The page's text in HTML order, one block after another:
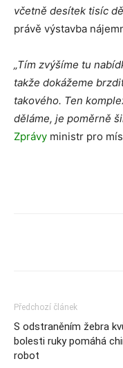
včetně desítek tisíc
právě výstavba
„Tím zvýšíme tu
takže dokážeme
takového. Ten
děláme, je poměrně
Zprávy ministr pro
Předchozí článek
S odstraněním žebra
bolesti ruky pomáhá
robot